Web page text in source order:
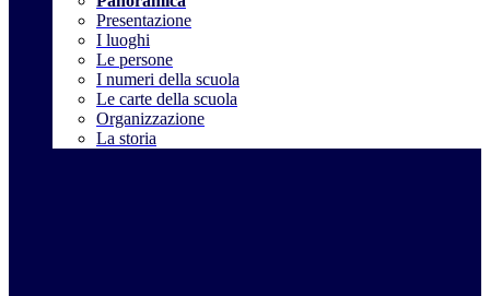
Presentazione
I luoghi
Le persone
I numeri della scuola
Le carte della scuola
Organizzazione
La storia